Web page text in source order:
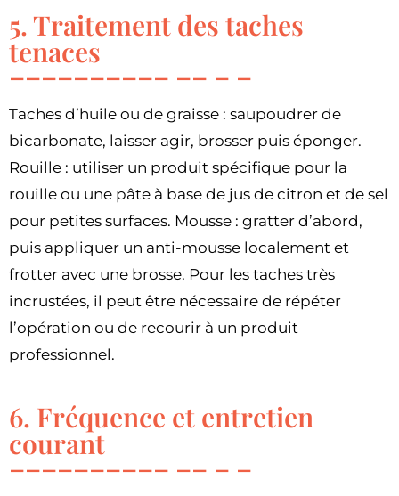
5. Traitement des taches
tenaces
Taches d’huile ou de graisse : saupoudrer de
bicarbonate, laisser agir, brosser puis éponger.
Rouille : utiliser un produit spécifique pour la
rouille ou une pâte à base de jus de citron et de sel
pour petites surfaces. Mousse : gratter d’abord,
puis appliquer un anti-mousse localement et
frotter avec une brosse. Pour les taches très
incrustées, il peut être nécessaire de répéter
l’opération ou de recourir à un produit
professionnel.
6. Fréquence et entretien
courant